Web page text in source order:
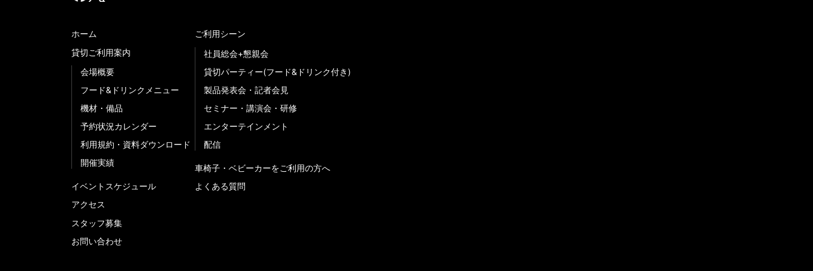
ホーム
貸切ご利用案内
会場概要
フード&ドリンクメニュー
機材・備品
予約状況カレンダー
利用規約・資料ダウンロード
開催実績
イベントスケジュール
アクセス
スタッフ募集
お問い合わせ
ご利用シーン
社員総会+懇親会
貸切パーティー(フード&ドリンク付き)
製品発表会・記者会見
セミナー・講演会・研修
エンターテインメント
配信
車椅子・ベビーカーをご利用の方へ
よくある質問